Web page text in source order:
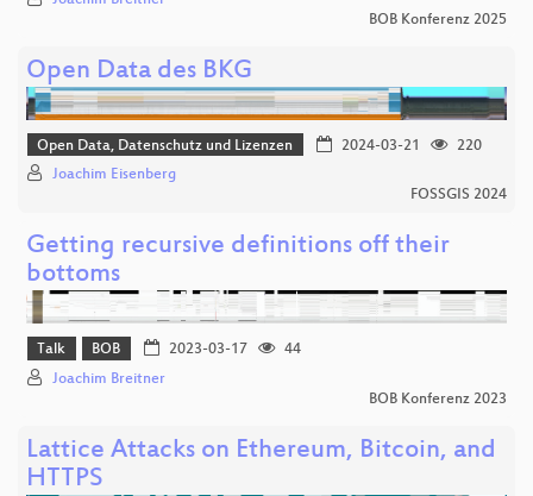
BOB Konferenz 2025
Open Data des BKG
Open Data, Datenschutz und Lizenzen 2024-03-21
220
Joachim Eisenberg
FOSSGIS 2024
Getting recursive definitions off their
bottoms
Talk BOB 2023-03-17
44
Joachim Breitner
BOB Konferenz 2023
Lattice Attacks on Ethereum, Bitcoin, and
HTTPS